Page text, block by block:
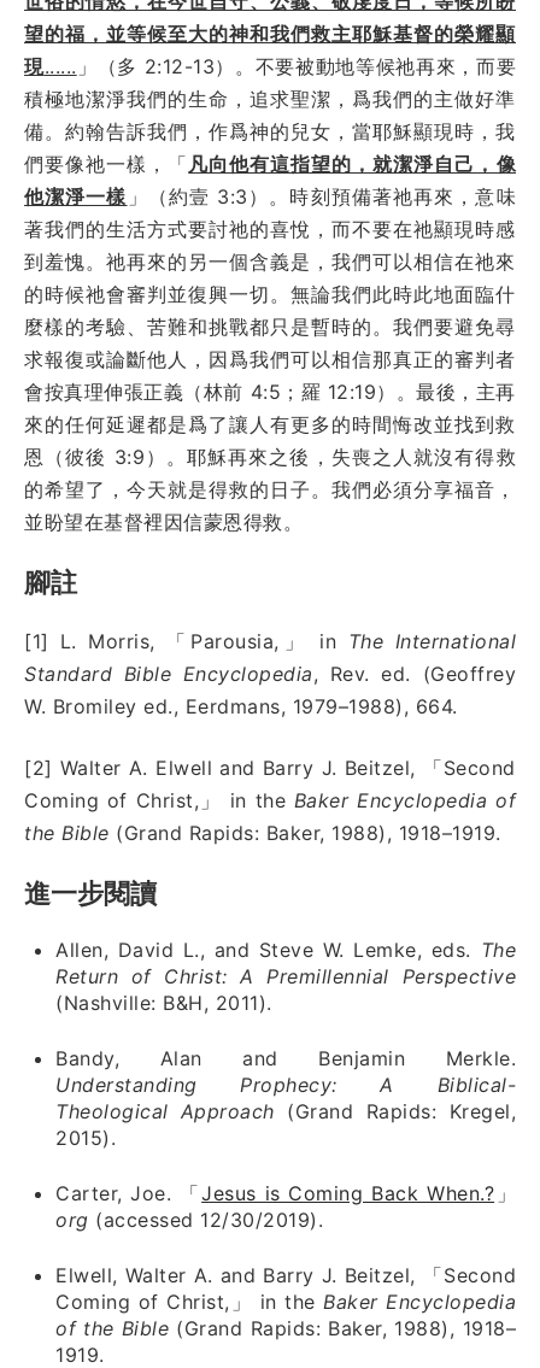
望的福，並等候至大的神和我們救主耶穌基督的榮耀顯
現...... 」（多 2:12-13）。不要被動地等候祂再來，而要
積極地潔淨我們的生命，追求聖潔，爲我們的主做好準
備。約翰告訴我們，作爲神的兒女，當耶穌顯現時，我
們要像祂一樣，「 凡向他有這指望的，就潔淨自己，像
他潔淨一樣 」（約壹 3:3）。時刻預備著祂再來，意味
著我們的生活方式要討祂的喜悅，而不要在祂顯現時感
到羞愧。祂再來的另一個含義是，我們可以相信在祂來
的時候祂會審判並復興一切。無論我們此時此地面臨什
麼樣的考驗、苦難和挑戰都只是暫時的。我們要避免尋
求報復或論斷他人，因爲我們可以相信那真正的審判者
會按真理伸張正義（林前 4:5；羅 12:19）。最後，主再
來的任何延遲都是爲了讓人有更多的時間悔改並找到救
恩（彼後 3:9）。耶穌再來之後，失喪之人就沒有得救
的希望了，今天就是得救的日子。我們必須分享福音，
並盼望在基督裡因信蒙恩得救。
腳註
[1] L. Morris, 「Parousia,」 in The International
Standard Bible Encyclopedia, Rev. ed. (Geoffrey
W. Bromiley ed., Eerdmans, 1979–1988), 664.
[2] Walter A. Elwell and Barry J. Beitzel, 「Second
Coming of Christ,」 in the Baker Encyclopedia of
the Bible (Grand Rapids: Baker, 1988), 1918–1919.
進一步閱讀
Allen, David L., and Steve W. Lemke, eds. The
Return of Christ: A Premillennial Perspective
(Nashville: B&H, 2011).
Bandy, Alan and Benjamin Merkle.
Understanding Prophecy: A Biblical-
Theological Approach (Grand Rapids: Kregel,
2015).
Carter, Joe. 「Jesus is Coming Back When.? 」
org (accessed 12/30/2019).
Elwell, Walter A. and Barry J. Beitzel, 「Second
Coming of Christ,」 in the Baker Encyclopedia
of the Bible (Grand Rapids: Baker, 1988), 1918–
1919.